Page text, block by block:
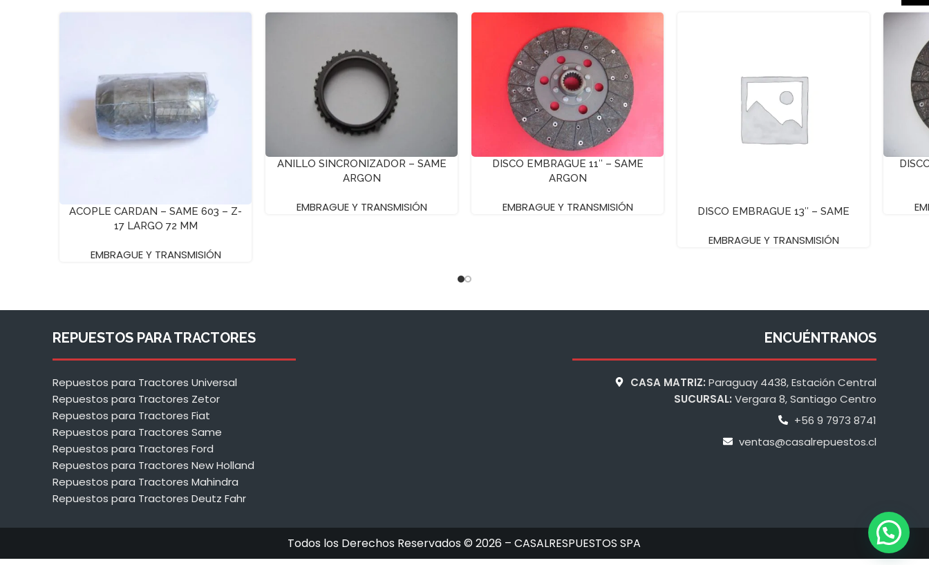
ACOPLE CARDAN – SAME 603 – Z-
17 LARGO 72 MM
EMBRAGUE Y TRANSMISIÓN
ANILLO SINCRONIZADOR – SAME
ARGON
EMBRAGUE Y TRANSMISIÓN
DISCO EMBRAGUE 11″ – SAME
ARGON
EMBRAGUE Y TRANSMISIÓN DISCO EMBRAGUE 13″ – SAME
EMBRAGUE Y TRANSMISIÓN
REPUESTOS PARA TRACTORES
Repuestos para Tractores Universal
Repuestos para Tractores Zetor
Repuestos para Tractores Fiat
Repuestos para Tractores Same
Repuestos para Tractores Ford
Repuestos para Tractores New Holland
Repuestos para Tractores Mahindra
Repuestos para Tractores Deutz Fahr
ENCUÉNTRANOS
CASA MATRIZ: Paraguay 4438, Estación Central
SUCURSAL: Vergara 8, Santiago Centro
+56 9 7973 8741
ventas@casalrepuestos.cl
Todos los Derechos Reservados © 2026 – CASALRESPUESTOS SPA